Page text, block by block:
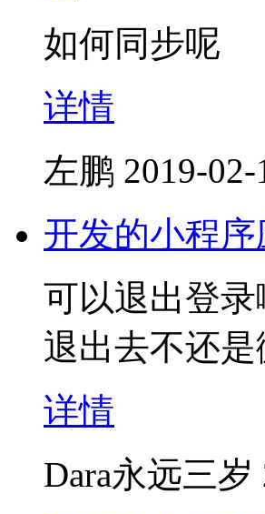
如何同步呢
详情
左鹏 2019-
开发的小程
可以退出登
退出去不还
详情
Dara永远三岁